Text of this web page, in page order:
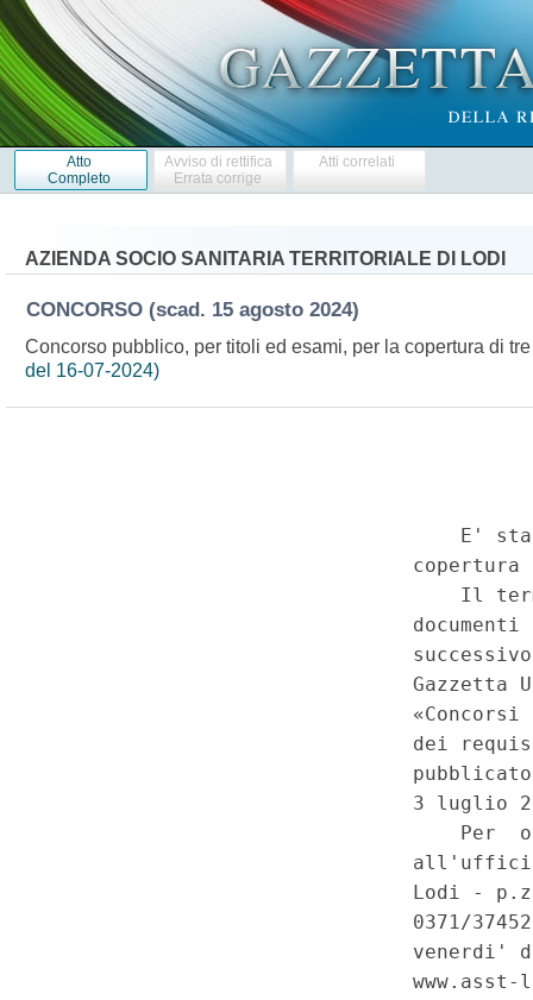
Atto
Completo
Avviso di rettifica
Errata corrige
Atti correlati
AZIENDA SOCIO SANITARIA TERRITORIALE DI LODI
CONCORSO (scad. 15 agosto 2024)
Concorso pubblico, per titoli ed esami, per la copertura di
del 16-07-2024)